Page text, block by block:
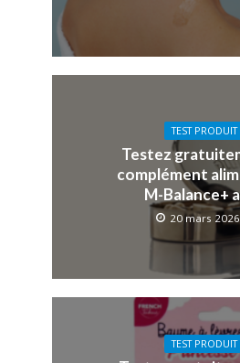
TEST PRODUIT
Testez
complément
M-Balance+
20 mars 2026
TEST PRODUIT